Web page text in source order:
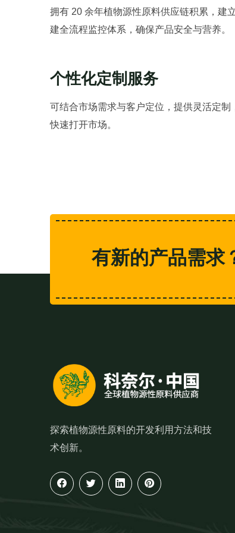
拥有 20 余年植物源性原料供应链积累，建
建全流程监控体系，确保产品安全与营养。
个性化定制服务
可结合市场需求与客户定位，提供灵活定
快速打开市场。
有新的产品需求
探索植物源性原料的开发利用方法和技
术创新。